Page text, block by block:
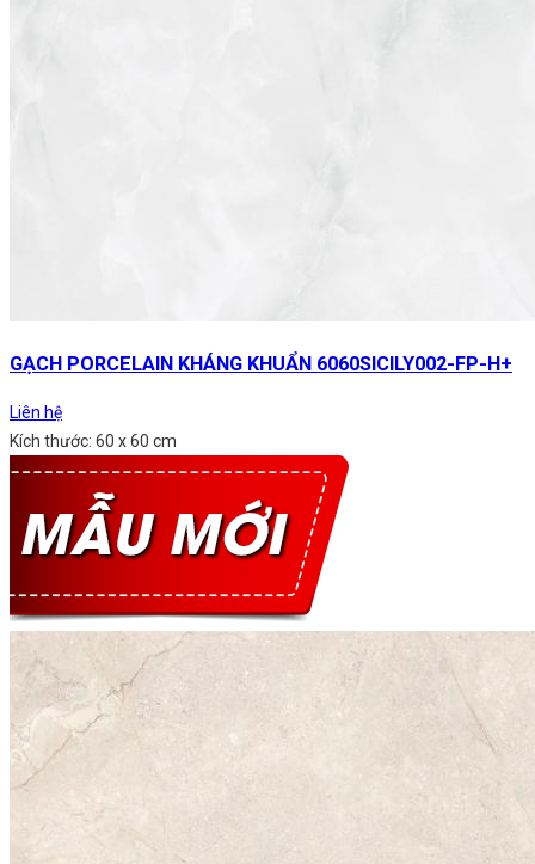
GẠCH PORCELAIN KHÁNG KHUẨN 6060SICILY002-FP-H+
Liên hệ
Kích thước: 60 x 60 cm